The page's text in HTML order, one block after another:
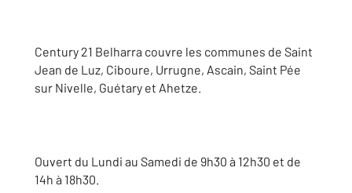
Century 21 Belharra couvre les communes de Saint
Jean de Luz, Ciboure, Urrugne, Ascain, Saint Pée
sur Nivelle, Guétary et Ahetze.
Ouvert du Lundi au Samedi de 9h30 à 12h30 et de
14h à 18h30.